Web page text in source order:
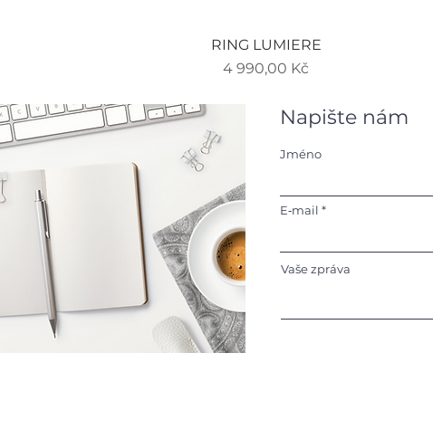
Rychlý náhled
RING LUMIERE
Cena
4 990,00 Kč
Napište nám
Jméno
E‑mail
Vaše zpráva